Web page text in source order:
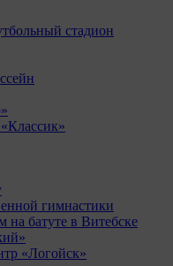
стадион
гимнастики
батуте в Витебске
«Логойск»